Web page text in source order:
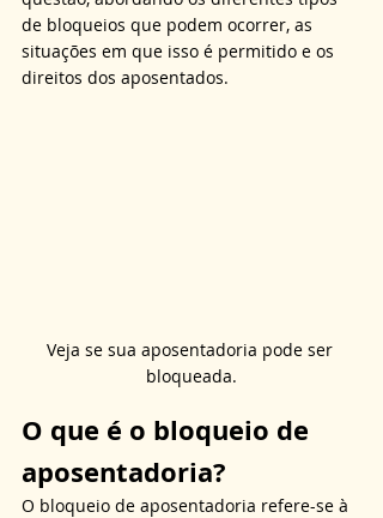
de bloqueios que podem ocorrer, as
situações em que isso é permitido e os
direitos dos aposentados.
Veja se sua aposentadoria pode ser
bloqueada.
O que é o bloqueio de
aposentadoria?
O bloqueio de aposentadoria refere-se à